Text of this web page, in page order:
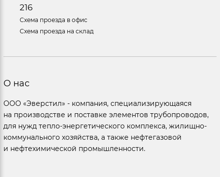
216
Схема проезда в офис
Схема проезда на склад
О нас
ООО «Эверстил» - компания, специализирующаяся
на производстве и поставке элементов трубопроводов,
для нужд тепло-энергетического комплекса, жилищно-
коммунального хозяйства, а также нефтегазовой
и нефтехимической промышленности.